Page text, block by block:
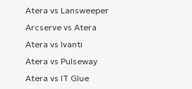
Atera vs Lansweeper
Arcserve vs Atera
Atera vs Ivanti
Atera vs Pulseway
Atera vs IT Glue